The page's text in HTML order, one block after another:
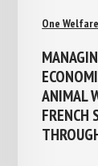
One Welfare
ANIMAL
FRENCH